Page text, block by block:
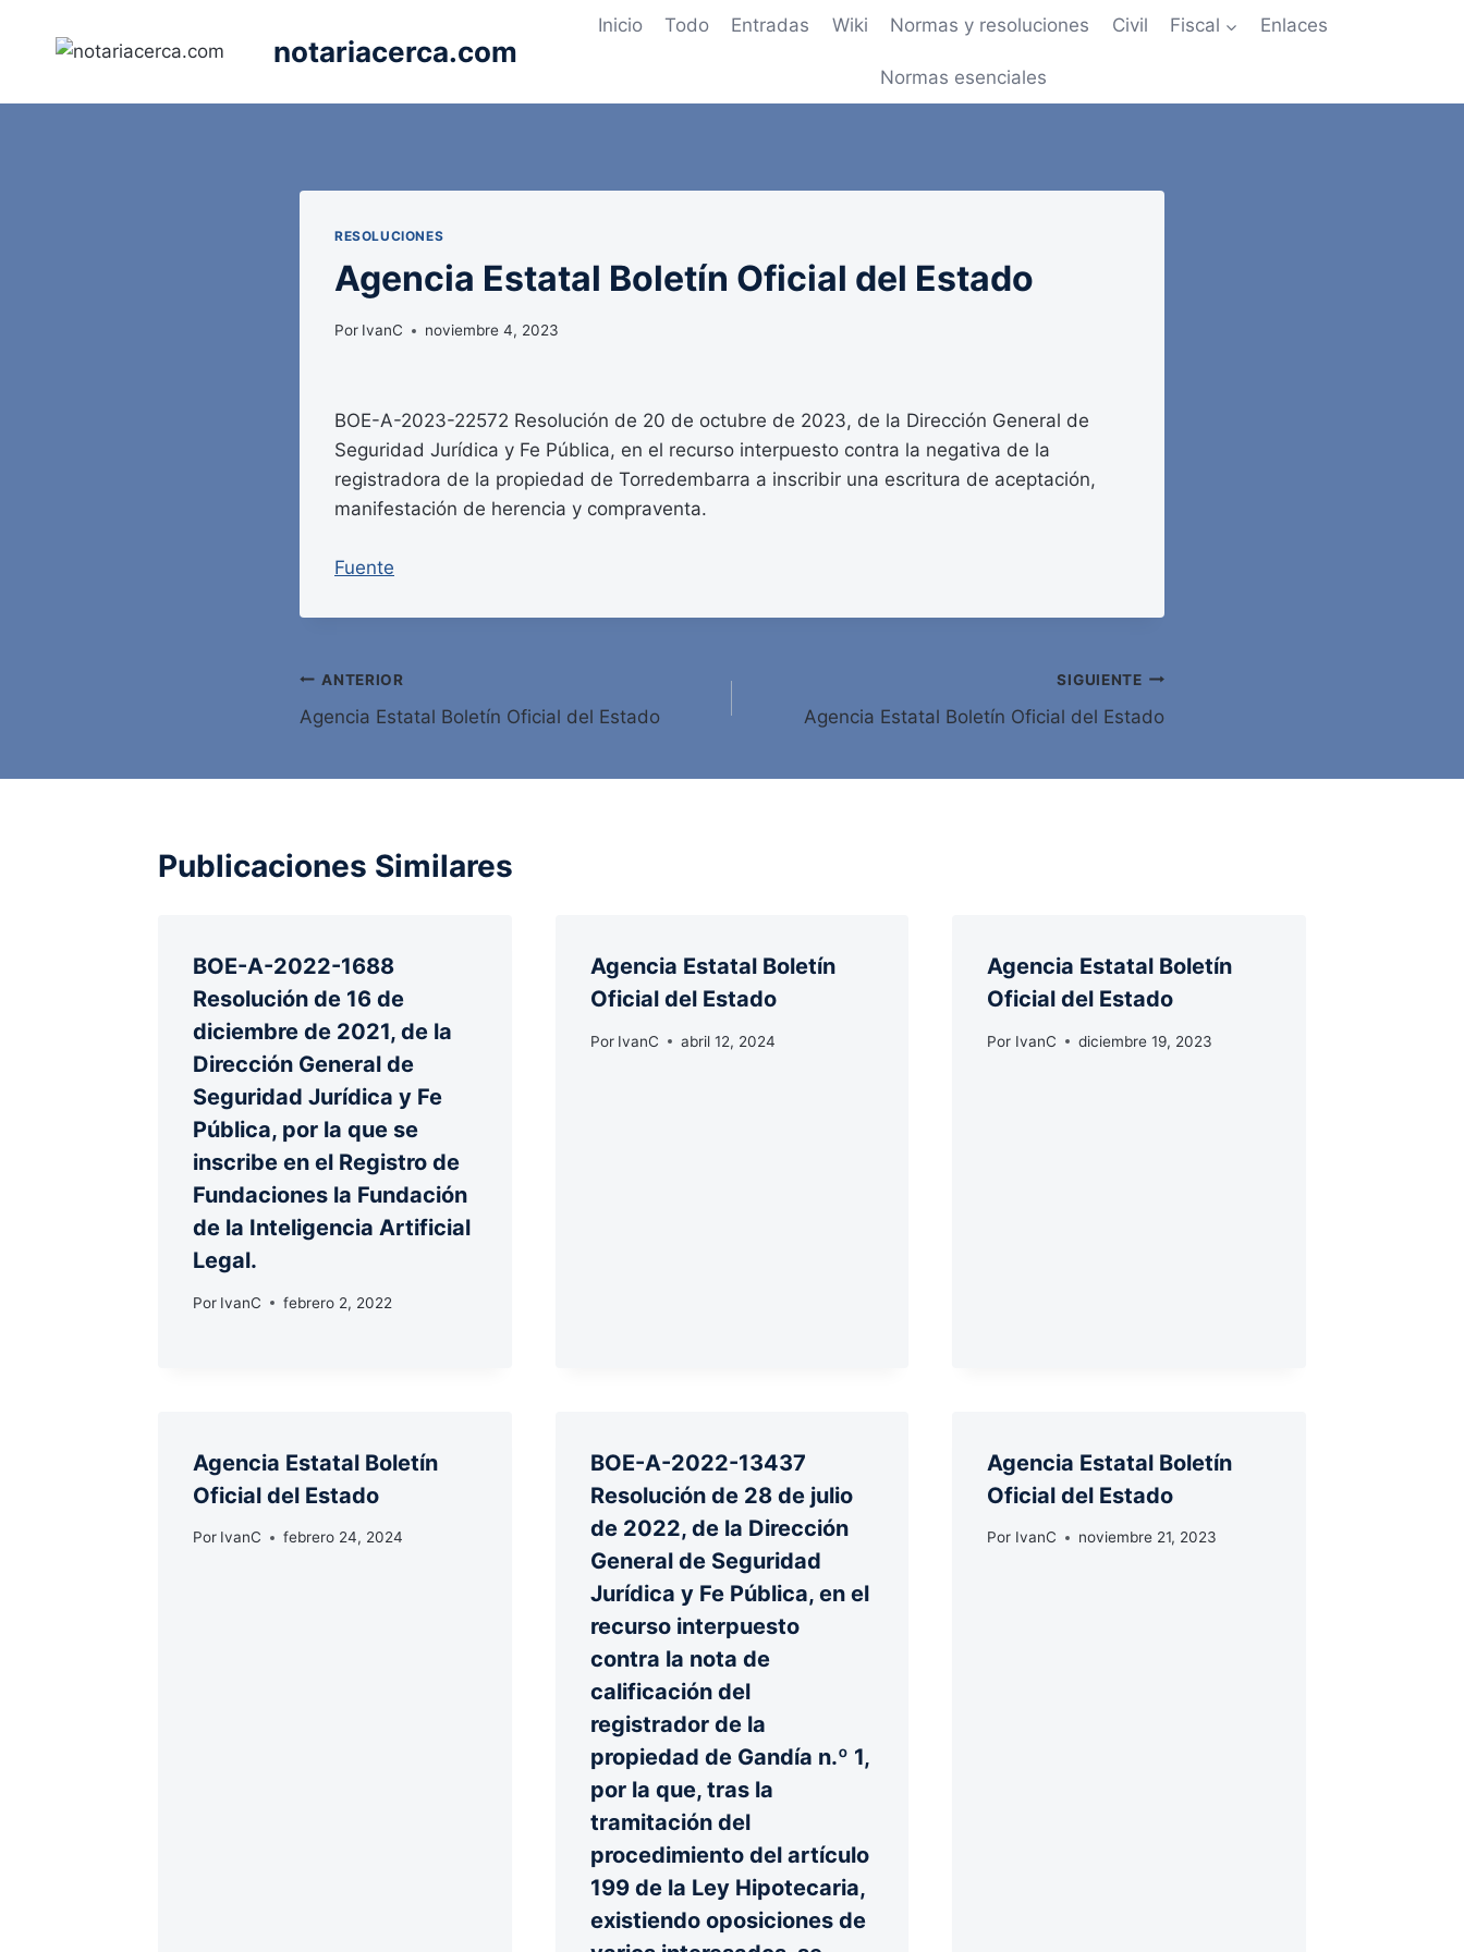
notariacerca.com
Inicio Todo Entradas Wiki Normas y resoluciones Civil Fiscal Enlaces
Normas esenciales
RESOLUCIONES
Agencia Estatal Boletín Oficial del Estado
Por IvanC noviembre 4, 2023
BOE-A-2023-22572 Resolución de 20 de octubre de 2023, de la Dirección General de
Seguridad Jurídica y Fe Pública, en el recurso interpuesto contra la negativa de la
registradora de la propiedad de Torredembarra a inscribir una escritura de aceptación,
manifestación de herencia y compraventa.
Fuente
Navegación
de
entradas
ANTERIOR
Agencia Estatal Boletín Oficial del Estado
SIGUIENTE
Agencia Estatal Boletín Oficial del Estado
Publicaciones Similares
BOE-A-2022-1688
Resolución de 16 de
diciembre de 2021, de la
Dirección General de
Seguridad Jurídica y Fe
Pública, por la que se
inscribe en el Registro de
Fundaciones la Fundación
de la Inteligencia Artificial
Legal.
Por IvanC febrero 2, 2022
Agencia Estatal Boletín
Oficial del Estado
Por IvanC abril 12, 2024
Agencia Estatal Boletín
Oficial del Estado
Por IvanC diciembre 19, 2023
Agencia Estatal Boletín
Oficial del Estado
Por IvanC febrero 24, 2024
BOE-A-2022-13437
Resolución de 28 de julio
de 2022, de la Dirección
General de Seguridad
Jurídica y Fe Pública, en el
recurso interpuesto
contra la nota de
calificación del
registrador de la
propiedad de Gandía n.º 1,
por la que, tras la
tramitación del
procedimiento del artículo
199 de la Ley Hipotecaria,
existiendo oposiciones de
Agencia Estatal Boletín
Oficial del Estado
Por IvanC noviembre 21, 2023